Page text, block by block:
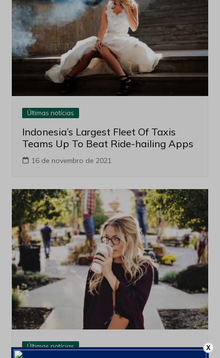
Últimas notícias
Indonesia’s Largest Fleet Of Taxis
Teams Up To Beat Ride-hailing Apps
16 de novembro de 2021
Últimas notícias X